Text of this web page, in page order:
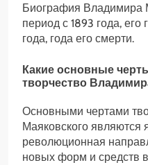
Биография Владимира
период с 1893 года,
года, года его смерти.
Какие основные
творчество
Основными чертами
Маяковского являются
революционная
новых форм и средств